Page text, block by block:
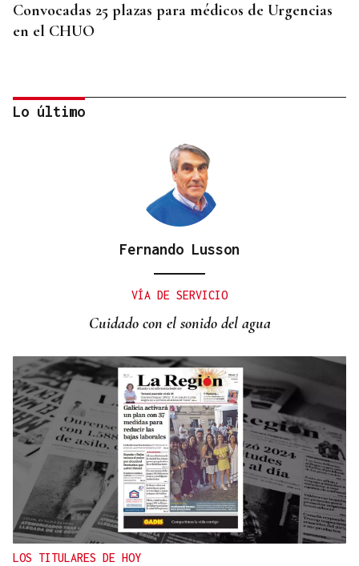
Convocadas 25 plazas para médicos de Urgencias
en el CHUO
El Concello de Ourense, sitiado tras caer la
Lo último
Fernando Lusson
VÍA DE SERVICIO
Cuidado con el sonido del agua
LOS TITULARES DE HOY